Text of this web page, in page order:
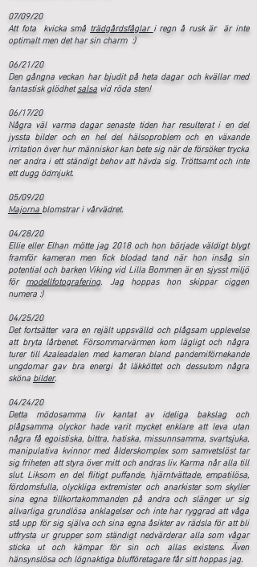
07/09/20
Att fota kvicka små trädgårdsfåglar i regn å rusk är är inte
optimalt men det har sin charm :)
06/21/20
Den gångna veckan har bjudit på heta dagar och kvällar med
fantastisk glödhetsalsa vid röda sten!
06/17/20
Några väl varma dagar senaste tiden har resulterat i en del
jyssta bilder och en hel del hälsoproblem och en växande
irritation över hur människor kan bete sig när de försöker trycka
ner andra i ett ständigt behov att hävda sig. Tröttsamt och inte
ett dugg ödmjukt.
05/09/20
Majorna blomstrar i vårvädret.
04/28/20
Ellie eller Elhan mötte jag 2018 och hon började väldigt blygt
framför kameran men fick blodad tand när hon insåg sin
potential och barken Viking vid Lilla Bommen är en sjysst miljö
förmodellfotografering. Jag hoppas hon skippar ciggen
numera :)
04/25/20
Det fortsätter vara en rejält uppsvälld och plågsam upplevelse
att bryta lårbenet. Försommarvärmen kom lägligt och några
turer till Azaleadalen med kameran bland pandemiförnekande
ungdomar gav bra energi åt läkköttet och dessutom några
sköna bilder.
04/24/20
Detta mödosamma liv kantat av ideliga bakslag och
plågsamma olyckor hade varit mycket enklare att leva utan
några få egoistiska, bittra, hatiska, missunnsamma, svartsjuka,
manipulativa kvinnor med ålderskomplex som samvetslöst tar
sig friheten att styra över mitt och andras liv. Karma når alla till
slut. Liksom en del flitigt puffande, hjärntvättade, empatilösa,
fördomsfulla, olyckliga extremister och anarkister som skyller
sina egna tillkortakommanden på andra och slänger ur sig
allvarliga grundlösa anklagelser och inte har ryggrad att våga
stå upp för sig själva och sina egna åsikter av rädsla för att bli
utfrysta ur grupper som ständigt nedvärderar alla som vågar
sticka ut och kämpar för sin och allas existens. Även
hänsynslösa och lögnaktiga blufföretagare får sitt hoppas jag.